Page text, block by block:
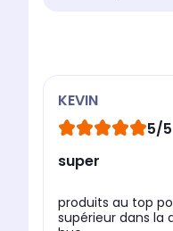
KEVIN
5/5
super
produits au top
supérieur dans la